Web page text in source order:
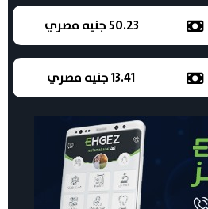
50.23 جنيه مصري
13.41 جنيه مصري